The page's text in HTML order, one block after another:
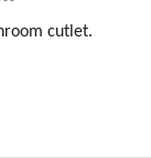
cutlet.